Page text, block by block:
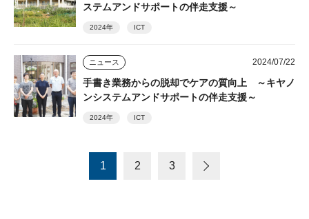
ステムアンドサポートの伴走支援～
2024年 ICT
ニュース 2024/07/22
手書き業務からの脱却でケアの質向上 ～キヤノ
ンシステムアンドサポートの伴走支援～
2024年 ICT
1 2 3